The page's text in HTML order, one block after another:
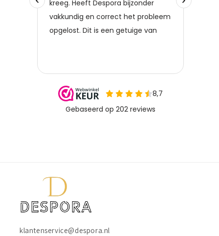
klantenservice@despora.nl